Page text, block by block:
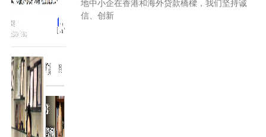
地中小企在香港和海外贷款橋樑，我们坚持诚
信、创新